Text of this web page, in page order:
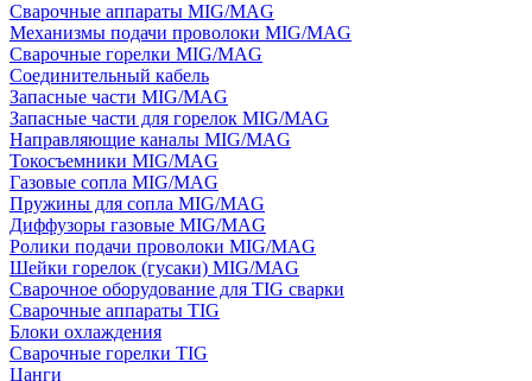
Сварочные аппараты MIG/MAG
Механизмы подачи проволоки MIG/MAG
Сварочные горелки MIG/MAG
Соединительный кабель
Запасные части MIG/MAG
Запасные части для горелок MIG/MAG
Направляющие каналы MIG/MAG
Токосъемники MIG/MAG
Газовые сопла MIG/MAG
Пружины для сопла MIG/MAG
Диффузоры газовые MIG/MAG
Ролики подачи проволоки MIG/MAG
Шейки горелок (гусаки) MIG/MAG
Сварочное оборудование для TIG сварки
Сварочные аппараты TIG
Блоки охлаждения
Сварочные горелки TIG
Цанги